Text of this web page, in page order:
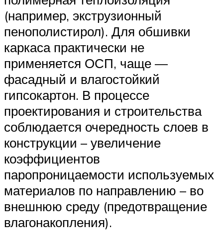
(например, экструзионный
пенополистирол). Для обшивки
каркаса практически не
применяется ОСП, чаще —
фасадный и влагостойкий
гипсокартон. В процессе
проектирования и строительства
соблюдается очередность слоев в
конструкции – увеличение
коэффициентов
паропроницаемости используемых
материалов по направлению – во
внешнюю среду (предотвращение
влагонакопления).